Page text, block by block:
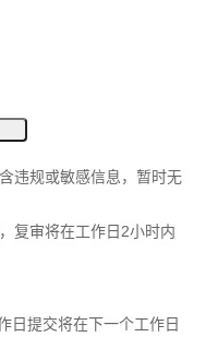
违规或敏感信息，暂时无
复审将在工作日2小时内
日提交将在下一个工作日